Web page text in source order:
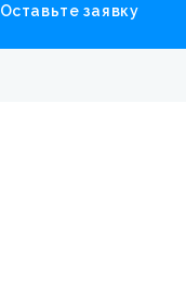
Оставьте заявку